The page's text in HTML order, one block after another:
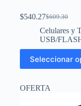
$609.30
El
precio
original
era:
$609.30.
$540.27El
precio
actual
es:
$540.27.
Celulares y
USB/
Seleccionar
Este
producto
tiene
variantes.
OFERTA